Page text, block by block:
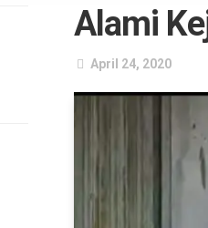
Alami
April 24, 2020